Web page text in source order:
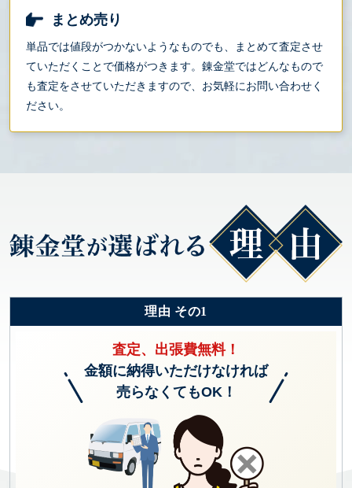
まとめ売り
単品では値段がつかないようなものでも、まとめて査定させ
ていただくことで価格がつきます。錬金堂ではどんなもので
も査定をさせていただきますので、お気軽にお問い合わせく
ださい。
理由 その1
査定、出張費無料！
金額に納得いただけなければ
売らなくてもOK！